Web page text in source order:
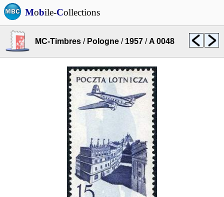
Mobile-Collections
MC-Timbres / Pologne / 1957 /A 0048